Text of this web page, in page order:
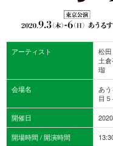
アーティスト
松
土
瑠
会場名
あ
目
開催日
開場時間 / 開演時間